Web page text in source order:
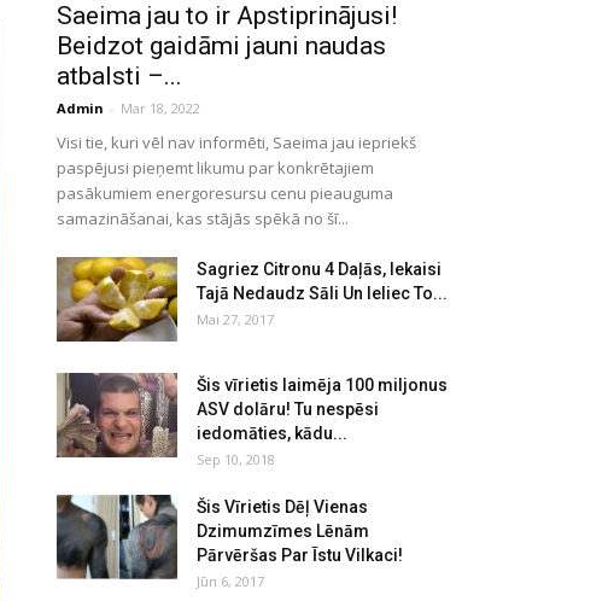
Saeima jau to ir Apstiprinājusi!
Beidzot gaidāmi jauni naudas
atbalsti –...
Admin - Mar 18, 2022
Visi tie, kuri vēl nav informēti, Saeima jau iepriekš
paspējusi pieņemt likumu par konkrētajiem
pasākumiem energoresursu cenu pieauguma
samazināšanai, kas stājās spēkā no šī...
Sagriez Citronu 4 Daļās, Iekaisi
Tajā Nedaudz Sāli Un Ieliec To...
Mai 27, 2017
Šis vīrietis laimēja 100 miljonus
ASV dolāru! Tu nespēsi
iedomāties, kādu...
Sep 10, 2018
Šis Vīrietis Dēļ Vienas
Dzimumzīmes Lēnām
Pārvēršas Par Īstu Vilkaci!
Jūn 6, 2017